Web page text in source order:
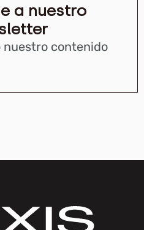
a nuestro
nuestro contenido